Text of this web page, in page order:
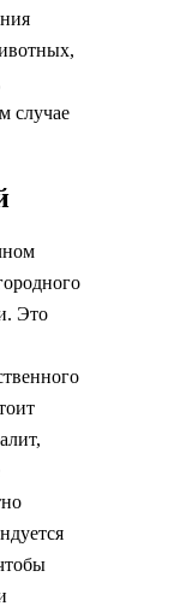
случае
Это